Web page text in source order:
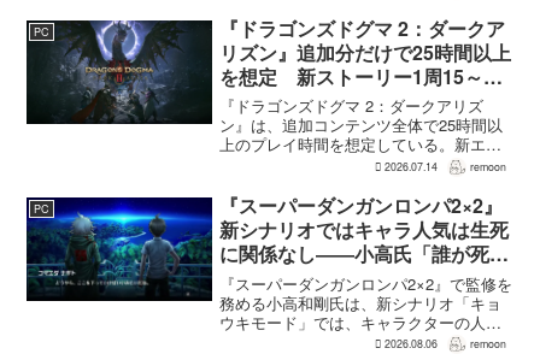
きなかったという投稿もあり、影響は
全...
PC
『ドラゴンズドグマ 2：ダークア
リズン』追加分だけで25時間以上
を想定 新ストーリー1周15～20
時間、12種ダンジョンは各30分
～1時間
『ドラゴンズドグマ 2：ダークアリズ
ン』は、追加コンテンツ全体で25時間以
上のプレイ時間を想定している。新エリ
ア「ノルガン」で展開されるメインシナ
追加される12種類のユニークダンジョン
「忘れられた試...
2026.07.14 remoon
PC
『スーパーダンガンロンパ2×2』
新シナリオではキャラ人気は生死
に関係なし――小高氏「誰が死ん
でもヘイトメールは送らないで」
『スーパーダンガンロンパ2×2』で監修を
務める小高和剛氏は、新シナリオ「キョ
ウキモード」では、キャラクターの人気
にかかわらず退場させるとRPG Siteのイ
2026.08.06 remoon